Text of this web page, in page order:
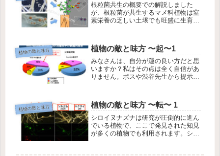
根粒菌共生の概要での解説しました
が、根粒菌が共生するマメ科植物は窒
素栄養の乏しい土壌でも旺盛に生育で
は、土壌中からリン酸などの無機養分
を集めて宿主に供給します。したがっ
て...
植物の敵と味方 植物の敵と味方 〜起〜1
みなさんは、自分が運の良い方だと思
いますか？私はその点は全く自信があ
りません。ボスや渋谷先生から提示さ
て共生への影響を調べる」でしたが、
これはRNAiで変化が観察さ...
植物の敵と味方 植物の敵と味方 〜転〜 1
シロイヌナズナは研究が圧倒的に進ん
でいる植物で、ここで発見された知見
が多くの植物でも利用されます。シロ